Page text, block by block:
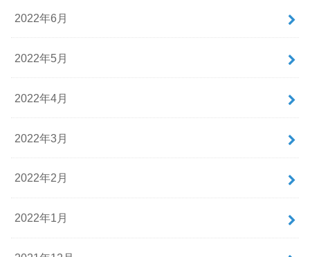
2022年6月
2022年5月
2022年4月
2022年3月
2022年2月
2022年1月